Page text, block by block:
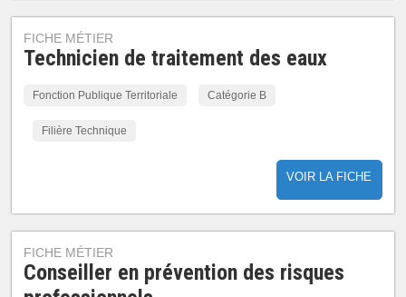
FICHE MÉTIER
Technicien de traitement des eaux
Fonction Publique Territoriale Catégorie B
Filière Technique
VOIR LA FICHE
FICHE MÉTIER
Conseiller en prévention des risques